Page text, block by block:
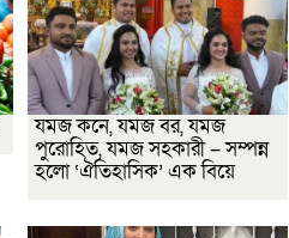
যমজ কনে, যমজ বর, যমজ
পুরোহিত, যমজ সহকারী – সম্পন্ন
হলো ‘ঐতিহাসিক’ এক বিয়ে